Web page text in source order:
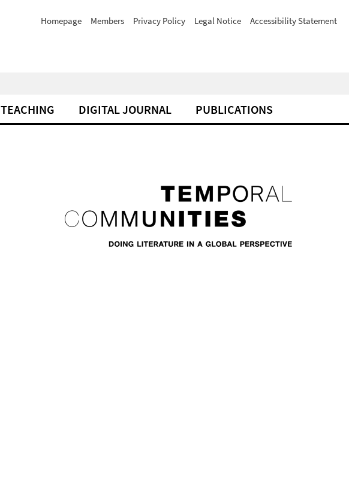
Homepage Members Privacy Policy Legal Notice Accessibility Statement
TEACHING DIGITAL JOURNAL PUBLICATIONS